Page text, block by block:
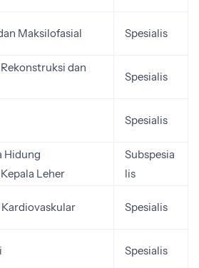
Maksilofasial Spesialis
dan
Spesialis
Spesialis
Hidung
Leher
Subspesia
lis
Spesialis
Spesialis